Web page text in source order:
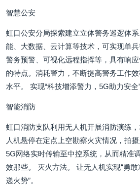
智慧公安
虹口公安分局探索建立立体警务巡逻体
能、大数据、云计算等技术，可实现单兵
警务预警、可视化远程指挥等，具有响
的特点。消耗警力，不断提高警务工作
水平。 实现“科技增添警力，5G助力安全”
智能消防
虹口消防支队利用无人机开展消防演练
人机悬停在定点上空勘察火灾情况，拍
5G网络实时传输至中控系统，从而精准
效那些。 灭火方法。 让无人机实现“勇
递火势”。